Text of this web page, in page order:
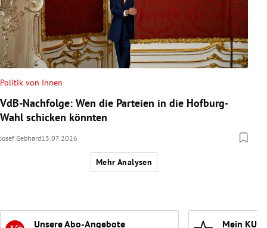
Politik von Innen
VdB-Nachfolge: Wen die Parteien in die Hofburg-
Wahl schicken könnten
Josef Gebhard13.07.2026
Mehr Analysen
Unsere Abo-Angebote Mein